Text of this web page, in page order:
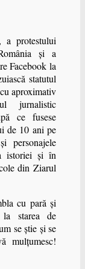
a protestului
şi a
Facebook la
statutul
aproximativ
jurnalistic
ce fusese
de 10 ani pe
personajele
istoriei şi în
din Ziarul
cu pară şi
la starea de
se ştie şi se
mulţumesc!